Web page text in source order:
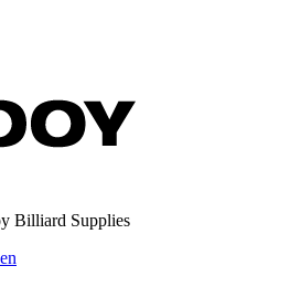
Billiard Supplies